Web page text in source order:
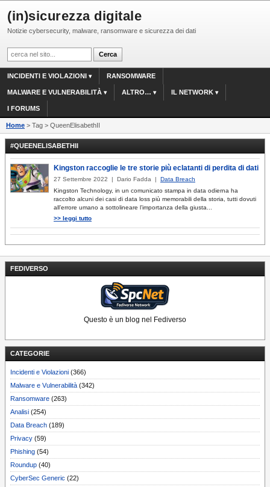
(in)sicurezza digitale
Notizie cybersecurity, malware, ransomware e sicurezza dei dati
INCIDENTI E VIOLAZIONI RANSOMWARE
MALWARE E VULNERABILITÀ ALTRO… IL NETWORK
I FORUMS
Home > Tag > QueenElisabethII
FEDIVERSO
Questo è un blog nel Fediverso
CATEGORIE
Incidenti e Violazioni (366)
Malware e Vulnerabilità (342)
Ransomware (263)
Analisi (254)
Data Breach (189)
Privacy (59)
Phishing (54)
Roundup (40)
CyberSec Generic (22)
#QUEENELISABETHII
Kingston raccoglie le tre storie più eclatanti di perdita di dati
27 Settembre 2022 | Dario Fadda | Data Breach
Kingston Technology, in un comunicato stampa in data odierna ha
raccolto alcuni dei casi di data loss più memorabili della storia, tutti dovuti
all’errore umano a sottolineare l’importanza della giusta...
>> leggi tutto